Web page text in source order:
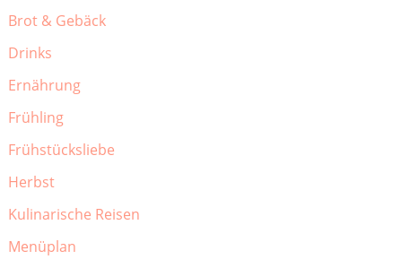
Brot & Gebäck
Drinks
Ernährung
Frühling
Frühstücksliebe
Herbst
Kulinarische Reisen
Menüplan